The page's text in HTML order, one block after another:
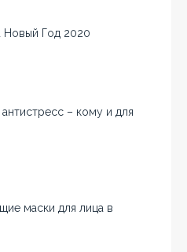
Новый Год 2020
антистресс – кому и для
маски для лица в